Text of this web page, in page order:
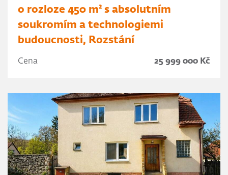
o rozloze 450 m² s absolutním
soukromím a technologiemi
budoucnosti, Rozstání
Cena 25 999 000 Kč